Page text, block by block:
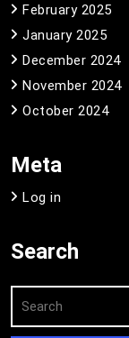
February 2025
January 2025
December 2024
November 2024
October 2024
Meta
Log in
Search